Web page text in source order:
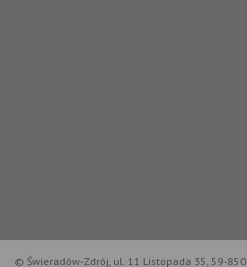
© Świeradów-Zdrój, ul. 11 Listopada 35, 59-850